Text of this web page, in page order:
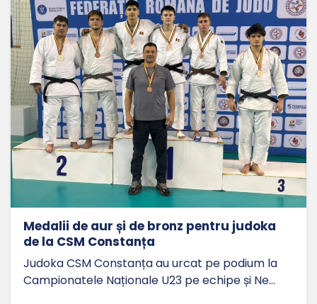
Medalii de aur și de bronz pentru judoka
de la CSM Constanța
Judoka CSM Constanța au urcat pe podium la
Campionatele Naționale U23 pe echipe și Ne…